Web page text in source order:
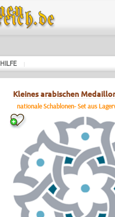
HILFE |
Kleines arabischen
nationale Schablonen- Set aus